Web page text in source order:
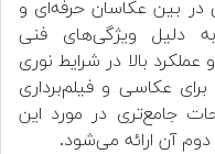
در بین عکاسان حرفه‌ای و
دلیل ویژگی‌های فنی
بالا در شرایط نوری
عکاسی و فیلم‌برداری
جامع‌تری در مورد این
آن ارائه می‌شود.